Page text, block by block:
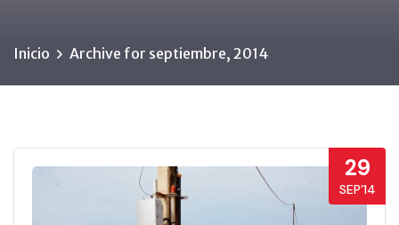
Inicio Archive for septiembre, 2014
29
SEP’14